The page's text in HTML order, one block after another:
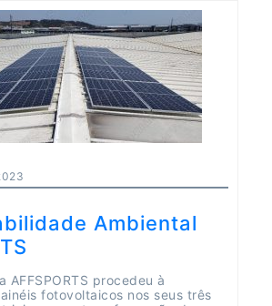
Ambiental
AFFSPORTS procedeu à
fotovoltaicos nos seus três